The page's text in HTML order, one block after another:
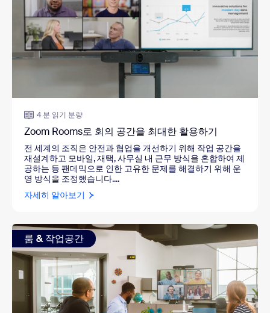
4 분 읽기 분량
Zoom Rooms로 회의 공간을 최대한 활용하기
전 세계의 조직은 안전과 협업을 개선하기 위해 작업 공간을
재설계하고 모바일, 재택, 사무실 내 근무 방식을 혼합하여 제
공하는 등 팬데믹으로 인한 고유한 문제를 해결하기 위해 운
영 방식을 조정했습니다....
자세히 알아보기
룸 & 작업공간